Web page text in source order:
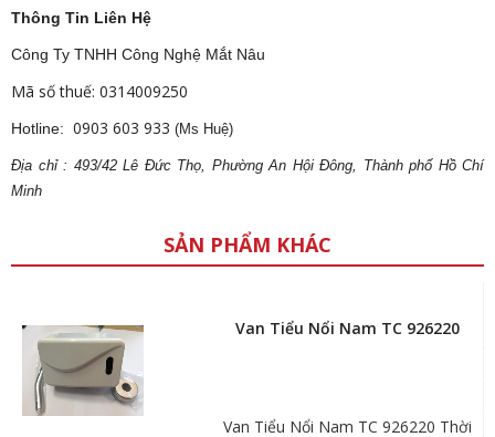
Thông Tin Liên Hệ
Công Ty TNHH Công Nghệ Mắt Nâu
Mã số thuế: 0314009250
Hotline: 0903 603 933 (Ms Huệ)
Địa chỉ : 493/42 Lê Đức Thọ, Phường An Hội Đông, Thành phố Hồ Chí
Minh
SẢN PHẨM KHÁC
Van Tiểu Nổi Nam TC 926220
Van Tiểu Nổi Nam TC 926220 Thời